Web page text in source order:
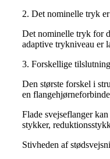
2. Det nominelle tryk
Det nominelle tryk for
adaptive trykniveau er
3. Forskellige
Den største forskel i
en
Flade svejseflanger
stykker,
Stivheden af